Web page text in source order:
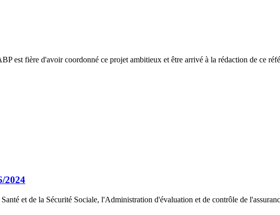
est fière d'avoir coordonné ce projet ambitieux et être arrivé à la rédaction de ce
2024
et de la Sécurité Sociale, l'Administration d'évaluation et de contrôle de